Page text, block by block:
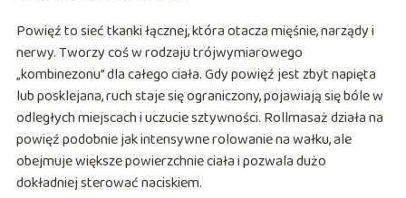
Powięź to sieć tkanki łącznej, która otacza mięśnie, narządy i
nerwy. Tworzy coś w rodzaju trójwymiarowego
„kombinezonu” dla całego ciała. Gdy powięź jest zbyt napięta
lub posklejana, ruch staje się ograniczony, pojawiają się bóle w
odległych miejscach i uczucie sztywności. Rollmasaż działa na
powięź podobnie jak intensywne rolowanie na wałku, ale
obejmuje większe powierzchnie ciała i pozwala dużo
dokładniej sterować naciskiem.